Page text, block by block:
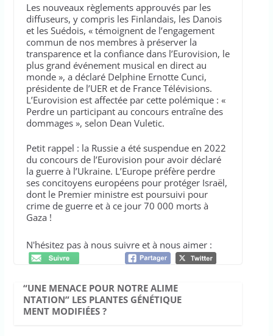
Les nouveaux règlements approuvés par les
diffuseurs, y compris les Finlandais, les Danois
et les Suédois, « témoignent de l’engagement
commun de nos membres à préserver la
transparence et la confiance dans l’Eurovision, le
plus grand événement musical en direct au
monde », a déclaré Delphine Ernotte Cunci,
présidente de l’UER et de France Télévisions.
L’Eurovision est affectée par cette polémique : «
Perdre un participant au concours entraîne des
dommages », selon Dean Vuletic.
Petit rappel : la Russie a été suspendue en 2022
du concours de l’Eurovision pour avoir déclaré
la guerre à l’Ukraine. L’Europe préfère perdre
ses concitoyens européens pour protéger Israël,
dont le Premier ministre est poursuivi pour
crime de guerre et à ce jour 70 000 morts à
Gaza !
N'hésitez pas à nous suivre et à nous aimer :
“UNE MENACE POUR NOTRE ALIME
NTATION” LES PLANTES GÉNÉTIQUE
MENT MODIFIÉES ?